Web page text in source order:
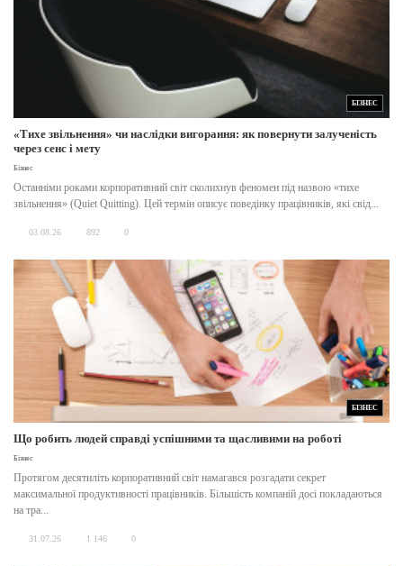
БІЗНЕС
«Тихе звільнення» чи наслідки вигорання: як повернути залученість
через сенс і мету
Бізнес
Останніми роками корпоративний світ сколихнув феномен під назвою «тихе
звільнення» (Quiet Quitting). Цей термін описує поведінку працівників, які свід...
03.08.26 892 0
БІЗНЕС
Що робить людей справді успішними та щасливими на роботі
Бізнес
Протягом десятиліть корпоративний світ намагався розгадати секрет
максимальної продуктивності працівників. Більшість компаній досі покладаються
на тра...
31.07.26 1 146 0